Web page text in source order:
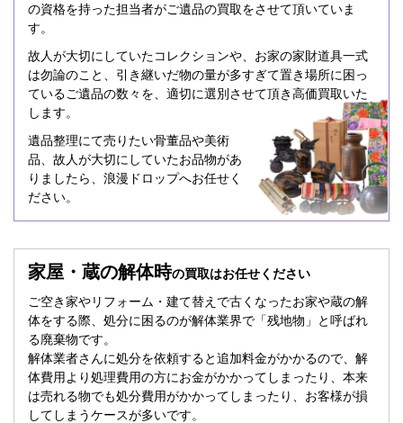
の資格を持った担当者がご遺品の買取をさせて頂いていま
す。
故人が大切にしていたコレクションや、お家の家財道具一式
は勿論のこと、引き継いだ物の量が多すぎて置き場所に困っ
ているご遺品の数々を、適切に選別させて頂き高価買取いた
します。
遺品整理にて売りたい骨董品や美術
品、故人が大切にしていたお品物があ
りましたら、浪漫ドロップへお任せく
ださい。
家屋・蔵の解体時の買取はお任せください
ご空き家やリフォーム・建て替えで古くなったお家や蔵の解
体をする際、処分に困るのが解体業界で「残地物」と呼ばれ
る廃棄物です。
解体業者さんに処分を依頼すると追加料金がかかるので、解
体費用より処理費用の方にお金がかかってしまったり、本来
は売れる物でも処分費用がかかってしまったり、お客様が損
してしまうケースが多いです。